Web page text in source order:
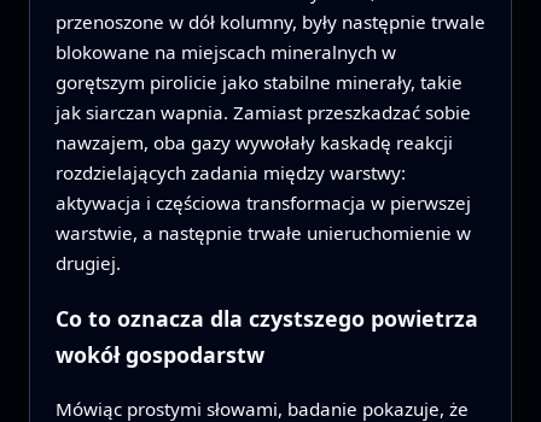
przenoszone w dół kolumny, były następnie trwale
blokowane na miejscach mineralnych w
gorętszym pirolicie jako stabilne minerały, takie
jak siarczan wapnia. Zamiast przeszkadzać sobie
nawzajem, oba gazy wywołały kaskadę reakcji
rozdzielających zadania między warstwy:
aktywacja i częściowa transformacja w pierwszej
warstwie, a następnie trwałe unieruchomienie w
drugiej.
Co to oznacza dla czystszego powietrza
wokół gospodarstw
Mówiąc prostymi słowami, badanie pokazuje, że